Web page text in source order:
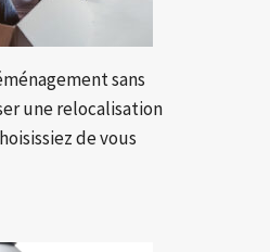
sans
une relocalisation
de vous